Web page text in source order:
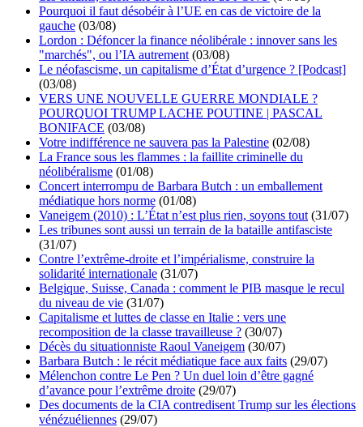
Pourquoi il faut désobéir à l’UE en cas de victoire de la
gauche (03/08)
Lordon : Défoncer la finance néolibérale : innover sans les
"marchés", ou l’IA autrement (03/08)
Le néofascisme, un capitalisme d’État d’urgence ? [Podcast]
(03/08)
VERS UNE NOUVELLE GUERRE MONDIALE ?
POURQUOI TRUMP LACHE POUTINE | PASCAL
BONIFACE (03/08)
Votre indifférence ne sauvera pas la Palestine (02/08)
La France sous les flammes : la faillite criminelle du
néolibéralisme (01/08)
Concert interrompu de Barbara Butch : un emballement
médiatique hors norme (01/08)
Vaneigem (2010) : L’État n’est plus rien, soyons tout (31/07)
Les tribunes sont aussi un terrain de la bataille antifasciste
(31/07)
Contre l’extrême-droite et l’impérialisme, construire la
solidarité internationale (31/07)
Belgique, Suisse, Canada : comment le PIB masque le recul
du niveau de vie (31/07)
Capitalisme et luttes de classe en Italie : vers une
recomposition de la classe travailleuse ? (30/07)
Décès du situationniste Raoul Vaneigem (30/07)
Barbara Butch : le récit médiatique face aux faits (29/07)
Mélenchon contre Le Pen ? Un duel loin d’être gagné
d’avance pour l’extrême droite (29/07)
Des documents de la CIA contredisent Trump sur les élections
vénézuéliennes (29/07)